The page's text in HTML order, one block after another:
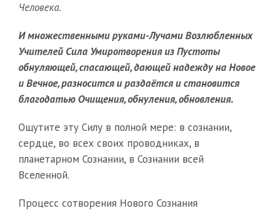
Человека.
И множественными руками-Лучами Возлюбленных
Учителей Сила Умиротворения из Пустоты
обнуляющей, спасающей, дающей надежду на Новое
и Вечное, разносится и раздаётся и становится
благодатью Очищения, обнуления, обновления.
Ощутите эту Силу в полной мере: в сознании,
сердце, во всех своих проводниках, в
планетарном Сознании, в Сознании всей
Вселенной.
Процесс сотворения Нового Сознания